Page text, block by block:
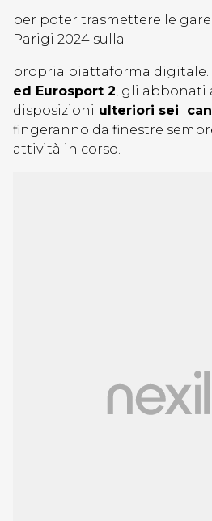
per poter trasmettere le
Parigi 2024 sulla
propria piattaforma digitale.
ed Eurosport 2, gli abbonati
disposizioni ulteriori sei
fingeranno da finestre
attività in corso.